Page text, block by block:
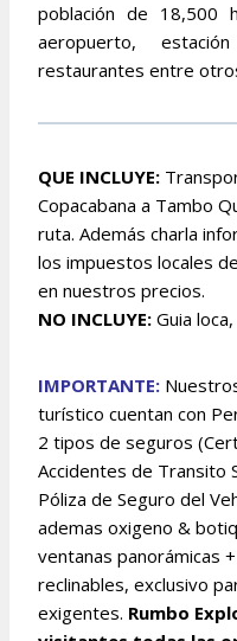
población de 18,500
aeropuerto,
restaurantes entre
QUE INCLUYE:
Copacabana a Tambo
ruta. Además charla
los impuestos locales
en nuestros precios.
NO INCLUYE: Guia
IMPORTANTE:
turístico cuentan con
2 tipos de seguros
Accidentes de Transito
Póliza de Seguro del
ademas oxigeno &
ventanas panorámicas
reclinables, exclusivo
exigentes. Rumbo